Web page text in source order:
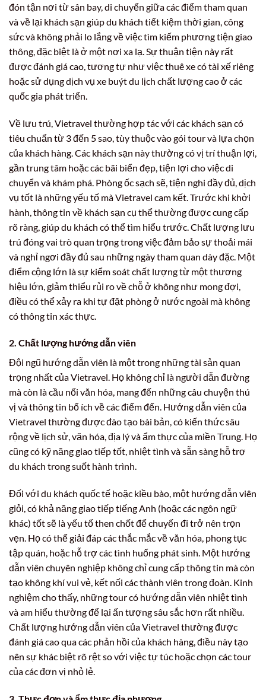
đón tận nơi từ sân bay, di chuyển giữa các điểm tham quan
và về lại khách sạn giúp du khách tiết kiệm thời gian, công
sức và không phải lo lắng về việc tìm kiếm phương tiện giao
thông, đặc biệt là ở một nơi xa lạ. Sự thuận tiện này rất
được đánh giá cao, tương tự như việc thuê xe có tài xế riêng
hoặc sử dụng dịch vụ xe buýt du lịch chất lượng cao ở các
quốc gia phát triển.
Về lưu trú, Vietravel thường hợp tác với các khách sạn có
tiêu chuẩn từ 3 đến 5 sao, tùy thuộc vào gói tour và lựa chọn
của khách hàng. Các khách sạn này thường có vị trí thuận lợi,
gần trung tâm hoặc các bãi biển đẹp, tiện lợi cho việc di
chuyển và khám phá. Phòng ốc sạch sẽ, tiện nghi đầy đủ, dịch
vụ tốt là những yếu tố mà Vietravel cam kết. Trước khi khởi
hành, thông tin về khách sạn cụ thể thường được cung cấp
rõ ràng, giúp du khách có thể tìm hiểu trước. Chất lượng lưu
trú đóng vai trò quan trọng trong việc đảm bảo sự thoải mái
và nghỉ ngơi đầy đủ sau những ngày tham quan dày đặc. Một
điểm cộng lớn là sự kiểm soát chất lượng từ một thương
hiệu lớn, giảm thiểu rủi ro về chỗ ở không như mong đợi,
điều có thể xảy ra khi tự đặt phòng ở nước ngoài mà không
có thông tin xác thực.
2. Chất lượng hướng dẫn viên
Đội ngũ hướng dẫn viên là một trong những tài sản quan
trọng nhất của Vietravel. Họ không chỉ là người dẫn đường
mà còn là cầu nối văn hóa, mang đến những câu chuyện thú
vị và thông tin bổ ích về các điểm đến. Hướng dẫn viên của
Vietravel thường được đào tạo bài bản, có kiến thức sâu
rộng về lịch sử, văn hóa, địa lý và ẩm thực của miền Trung. Họ
cũng có kỹ năng giao tiếp tốt, nhiệt tình và sẵn sàng hỗ trợ
du khách trong suốt hành trình.
Đối với du khách quốc tế hoặc kiều bào, một hướng dẫn viên
giỏi, có khả năng giao tiếp tiếng Anh (hoặc các ngôn ngữ
khác) tốt sẽ là yếu tố then chốt để chuyến đi trở nên trọn
vẹn. Họ có thể giải đáp các thắc mắc về văn hóa, phong tục
tập quán, hoặc hỗ trợ các tình huống phát sinh. Một hướng
dẫn viên chuyên nghiệp không chỉ cung cấp thông tin mà còn
tạo không khí vui vẻ, kết nối các thành viên trong đoàn. Kinh
nghiệm cho thấy, những tour có hướng dẫn viên nhiệt tình
và am hiểu thường để lại ấn tượng sâu sắc hơn rất nhiều.
Chất lượng hướng dẫn viên của Vietravel thường được
đánh giá cao qua các phản hồi của khách hàng, điều này tạo
nên sự khác biệt rõ rệt so với việc tự túc hoặc chọn các tour
của các đơn vị nhỏ lẻ.